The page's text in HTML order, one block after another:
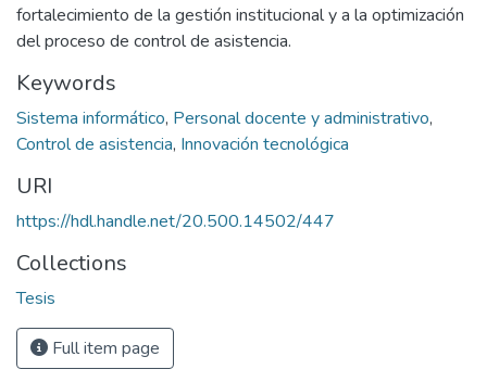
fortalecimiento de la gestión institucional y a la optimización
del proceso de control de asistencia.
Keywords
Sistema informático, Personal docente y administrativo,
Control de asistencia, Innovación tecnológica
URI
https://hdl.handle.net/20.500.14502/447
Collections
Tesis
Full item page